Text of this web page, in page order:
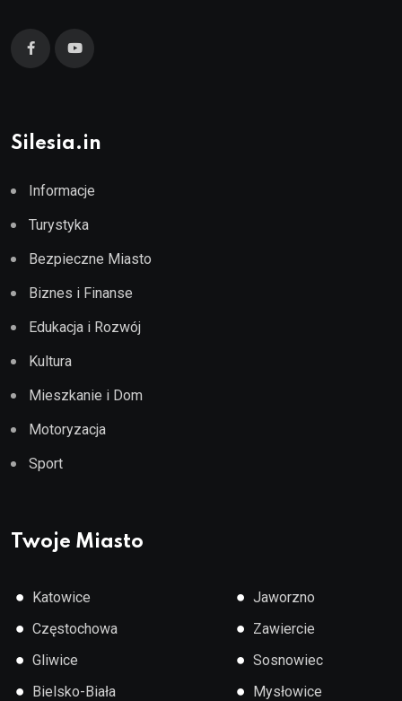
Silesia.in
Informacje
Turystyka
Bezpieczne Miasto
Biznes i Finanse
Edukacja i Rozwój
Kultura
Mieszkanie i Dom
Motoryzacja
Sport
Twoje Miasto
● Katowice
● Częstochowa
● Gliwice
● Bielsko-Biała
● Jaworzno
● Zawiercie
● Sosnowiec
● Mysłowice